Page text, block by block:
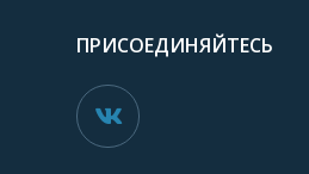
ПРИСОЕДИНЯЙТЕСЬ